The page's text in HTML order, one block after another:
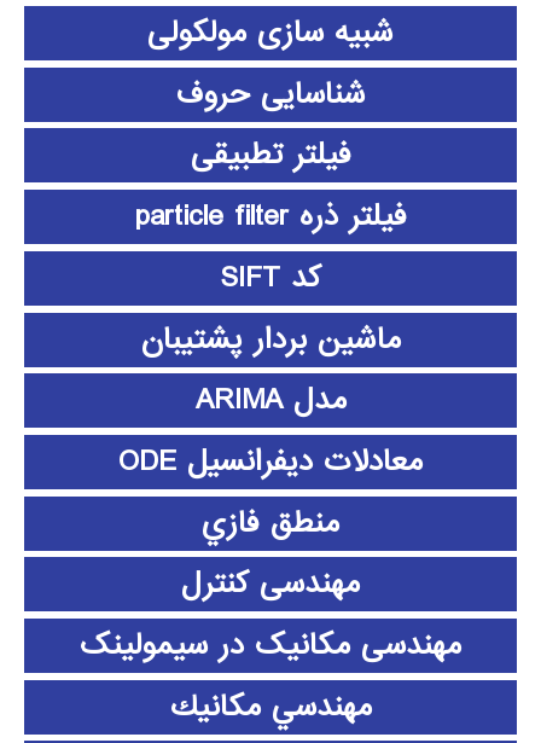
شبیه سازی مولکولی
شناسایی حروف
فیلتر تطبیقی
فیلتر ذره particle filter
کد SIFT
ماشین بردار پشتیبان
مدل ARIMA
معادلات دیفرانسیل ODE
منطق فازي
مهندسی کنترل
مهندسی مکانیک در سیمولینک
مهندسي مكانيك